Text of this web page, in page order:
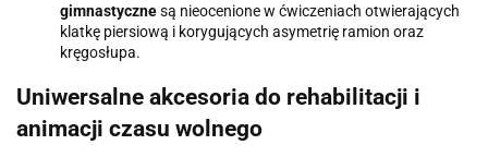
gimnastycznesą nieocenione w ćwiczeniach otwierających
klatkę piersiową i korygujących asymetrię ramion oraz
kręgosłupa.
Uniwersalne akcesoria do rehabilitacji i
animacji czasu wolnego